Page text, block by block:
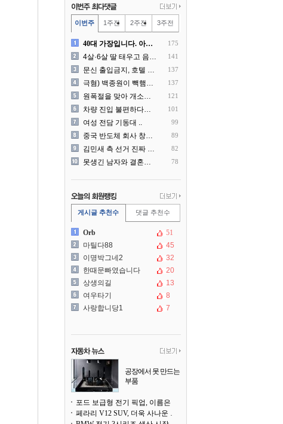
이번주 1주전 2주전 3주전
40대 가장입니다. 아내가 .. 175
4살·6살 딸 태우고 음주운.. 141
문신 출입금지, 호텔 헬스장.. 137
극혐) 백종원이 빽햄과 함께.. 137
원폭절을 맞아 개소리를 늘어.. 121
차량 진입 불편하다고 도로 .. 101
여성 전담 기동대 .. 99
중국 반도체 회사 창신메모리.. 89
김민새 측 선거 진짜 더럽게.. 82
못생긴 남자와 결혼해서 후회.. 78
게시글 추천수 댓글 추천수
Orb
51
마틸다88
45
이명박그네2
32
한때문빠였습니다
20
상생의길
13
여우타기
8
사랑합니당1
7
공장에서 못 만드는
부품
어낸다
페라리 V12 SUV, 더욱 사나운 얼굴로 돌아온다